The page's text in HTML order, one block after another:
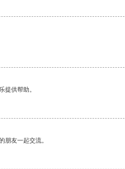
提供帮助。
朋友一起交流。